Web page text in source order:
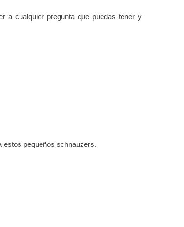
a cualquier pregunta que puedas tener y
estos pequeños schnauzers.